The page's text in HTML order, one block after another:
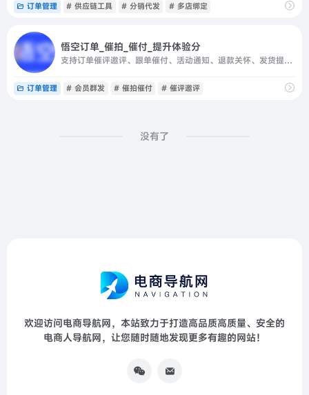
订单管理 # 供应链工具 # 分销代发 # 多店绑定
悟空订单_催拍_催付_提升体验分
支持订单催评邀评、跟单催付、活动通知、退款关怀、发货提醒和会员群发。
订单管理 # 会员群发 # 催拍催付 # 催评邀评
没有了
欢迎访问电商导航网，本站致力于打造高品质高质量、安全的
电商人导航网，让您随时随地发现更多有趣的网站！